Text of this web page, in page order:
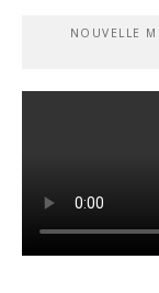
NOUVELLE